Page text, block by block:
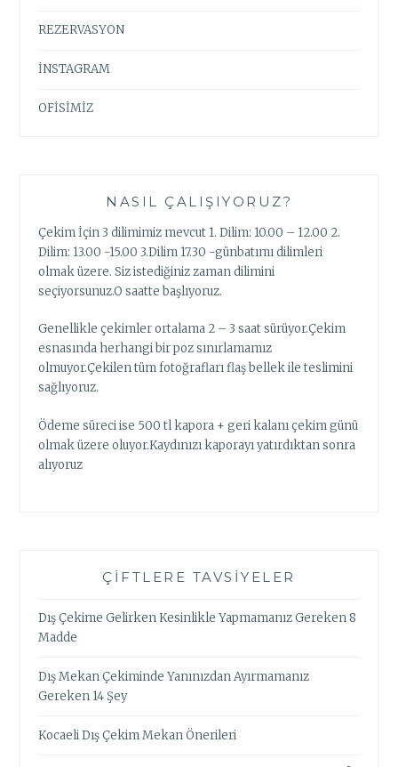
REZERVASYON
İNSTAGRAM
OFİSİMİZ
NASIL ÇALIŞIYORUZ?
Çekim İçin 3 dilimimiz mevcut 1. Dilim: 10.00 – 12.00 2.
Dilim: 13.00 -15.00 3.Dilim 17.30 -günbatımı dilimleri
olmak üzere. Siz istediğiniz zaman dilimini
seçiyorsunuz.O saatte başlıyoruz.
Genellikle çekimler ortalama 2 – 3 saat sürüyor.Çekim
esnasında herhangi bir poz sınırlamamız
olmuyor.Çekilen tüm fotoğrafları flaş bellek ile teslimini
sağlıyoruz.
Ödeme süreci ise 500 tl kapora + geri kalanı çekim günü
olmak üzere oluyor.Kaydınızı kaporayı yatırdıktan sonra
alıyoruz
ÇIFTLERE TAVSIYELER
Dış Çekime Gelirken Kesinlikle Yapmamanız Gereken 8
Madde
Dış Mekan Çekiminde Yanınızdan Ayırmamanız
Gereken 14 Şey
Kocaeli Dış Çekim Mekan Önerileri